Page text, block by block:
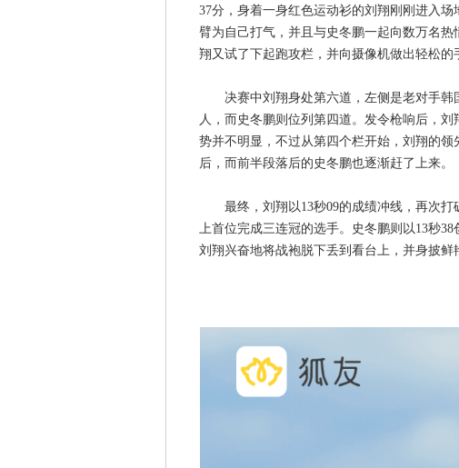
37分，身着一身红色运动衫的刘翔刚刚进入
臂为自己打气，并且与史冬鹏一起向数万名
翔又试了下起跑攻栏，并向摄像机做出轻松的
决赛中刘翔身处第六道，左侧是老对手韩
人，而史冬鹏则位列第四道。发令枪响后，
势并不明显，不过从第四个栏开始，刘翔的
后，而前半段落后的史冬鹏也逐渐赶了上来。
最终，刘翔以13秒09的成绩冲线，再次打
上首位完成三连冠的选手。史冬鹏则以13秒
刘翔兴奋地将战袍脱下丢到看台上，并身披鲜